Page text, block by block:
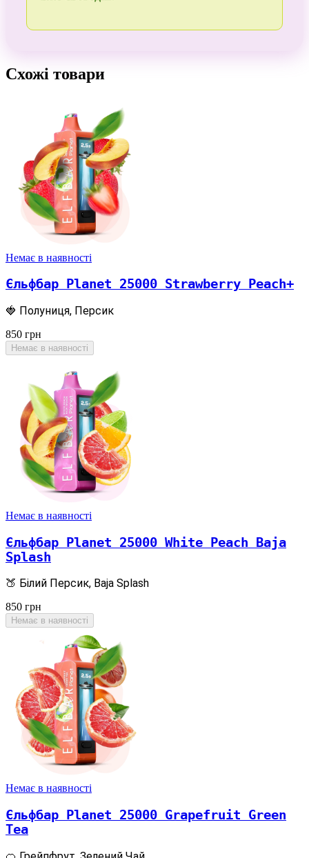
Схожі товари
Немає в наявності
Єльфбар Planet 25000 Strawberry Peach+
🍓 Полуниця, Персик
850 грн
Немає в наявності
Немає в наявності
Єльфбар Planet 25000 White Peach Baja
Splash
🍑 Білий Персик, Baja Splash
850 грн
Немає в наявності
Немає в наявності
Єльфбар Planet 25000 Grapefruit Green
Tea